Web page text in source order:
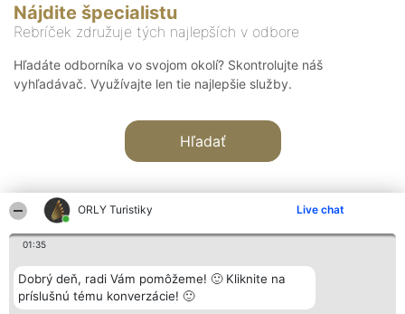
ORLY Turistiky Live chat
01:35
Dobrý deň, radi Vám pomôžeme! 🙂 Kliknite na
príslušnú tému konverzácie! 🙂
Nájdite špecialistu
Rebríček združuje tých najlepších v odbore
Hľadáte odborníka vo svojom okolí? Skontrolujte náš
vyhľadávač. Využívajte len tie najlepšie služby.
Hľadať
Organizátor hodnotenia
Bright Side Solutions sp. z o.
o. sp. k.
Hodnotenie
Laureáti
Lista
Kontakt
Kontakt